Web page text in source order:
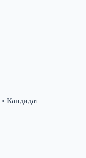
• Кандидат